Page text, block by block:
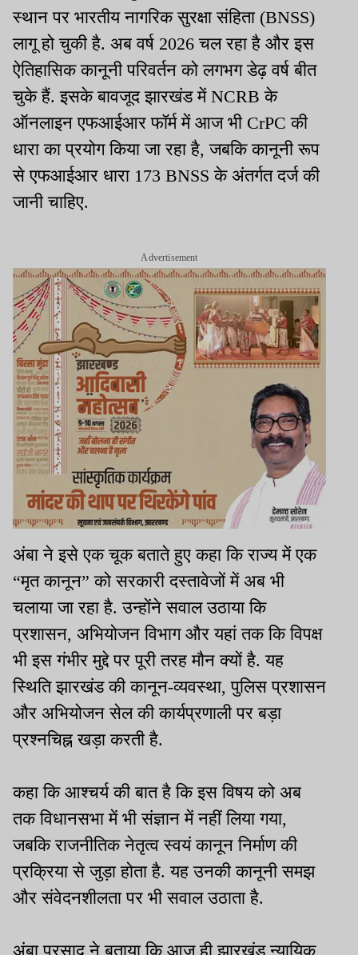
स्थान पर भारतीय नागरिक सुरक्षा संहिता (BNSS)
लागू हो चुकी है. अब वर्ष 2026 चल रहा है और इस
ऐतिहासिक कानूनी परिवर्तन को लगभग डेढ़ वर्ष बीत
चुके हैं. इसके बावजूद झारखंड में NCRB के
ऑनलाइन एफआईआर फॉर्म में आज भी CrPC की
धारा का प्रयोग किया जा रहा है, जबकि कानूनी रूप
से एफआईआर धारा 173 BNSS के अंतर्गत दर्ज की
जानी चाहिए.
Advertisement
अंबा ने इसे एक चूक बताते हुए कहा कि राज्य में एक
“मृत कानून” को सरकारी दस्तावेजों में अब भी
चलाया जा रहा है. उन्होंने सवाल उठाया कि
प्रशासन, अभियोजन विभाग और यहां तक कि विपक्ष
भी इस गंभीर मुद्दे पर पूरी तरह मौन क्यों है. यह
स्थिति झारखंड की कानून-व्यवस्था, पुलिस प्रशासन
और अभियोजन सेल की कार्यप्रणाली पर बड़ा
प्रश्नचिह्न खड़ा करती है.
कहा कि आश्चर्य की बात है कि इस विषय को अब
तक विधानसभा में भी संज्ञान में नहीं लिया गया,
जबकि राजनीतिक नेतृत्व स्वयं कानून निर्माण की
प्रक्रिया से जुड़ा होता है. यह उनकी कानूनी समझ
और संवेदनशीलता पर भी सवाल उठाता है.
अंबा प्रसाद ने बताया कि आज ही झारखंड न्यायिक